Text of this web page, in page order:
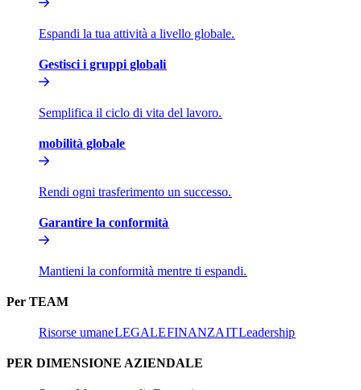
Espandi la tua attività a livello globale.​​
Gestisci i gruppi globali​​
Semplifica il ciclo di vita del lavoro.​​
mobilità globale​​
Rendi ogni trasferimento un successo.​​
Garantire la conformità​​
Mantieni la conformità mentre ti espandi.​​
Per TEAM​​
Risorse umane​​LEGALE​​FINANZA​​IT​​Leadership​​
PER DIMENSIONE AZIENDALE​​